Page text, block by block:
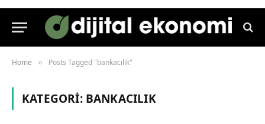
Home » Posts Tagged "bankacılık"
KATEGORI: BANKACILIK